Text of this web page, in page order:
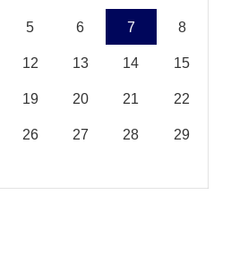
5 6 7 8
12 13 14 15
19 20 21 22
26 27 28 29